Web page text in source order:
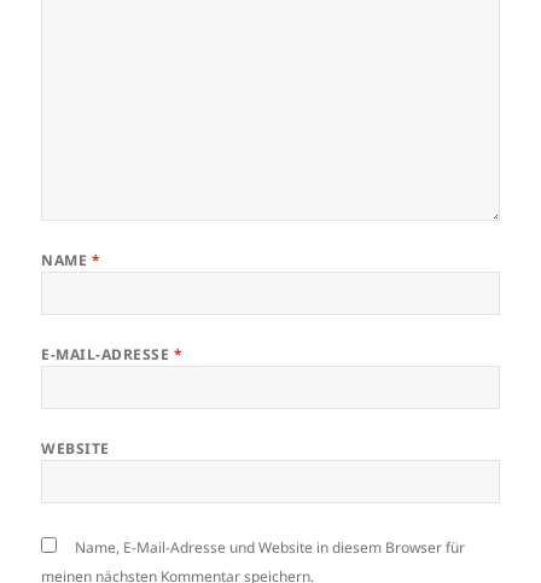
NAME *
E-MAIL-ADRESSE *
WEBSITE
Name, E-Mail-Adresse und Website in diesem Browser für
meinen nächsten Kommentar speichern.